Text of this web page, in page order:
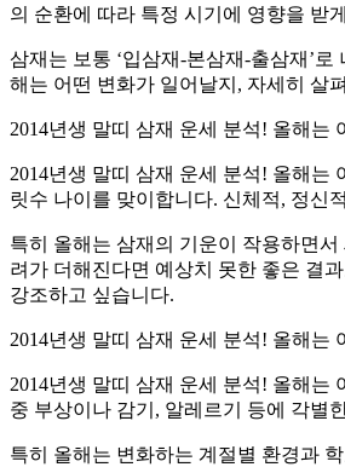
의 순환에 따라 특정 시기에 영향을 받
삼재는 보통 ‘입삼재-본삼재-출삼재’
해는 어떤 변화가 일어날지, 자세히 살
2014년생 말띠 삼재 운세 분석! 올해는
2014년생 말띠 삼재 운세 분석! 올해는
릿수 나이를 맞이합니다. 신체적, 정신
특히 올해는 삼재의 기운이 작용하면
려가 더해진다면 예상치 못한 좋은 결
강조하고 싶습니다.
2014년생 말띠 삼재 운세 분석! 올해는
2014년생 말띠 삼재 운세 분석! 올해는
중 부상이나 감기, 알레르기 등에 각별
특히 올해는 변화하는 계절별 환경과